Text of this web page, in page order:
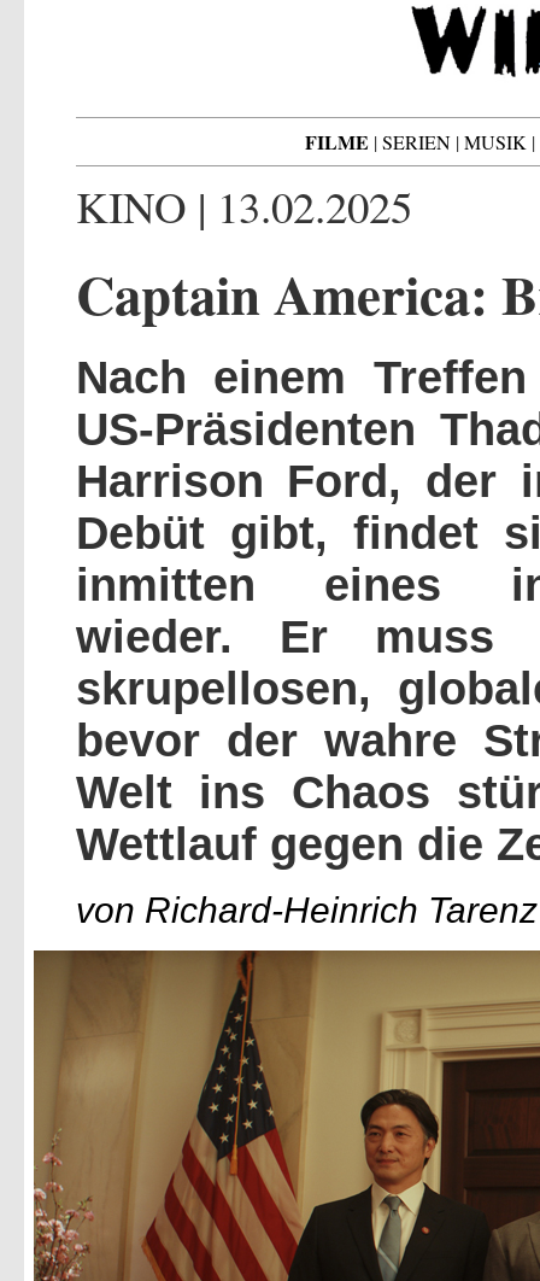
FILME |SERIEN |MUSIK |
KINO | 13.02.2025
Captain America:
Nach einem
US-Präsidenten
Harrison Ford, der
Debüt gibt, findet
inmitten eines
wieder. Er muss
skrupellosen,
bevor der wahre
Welt ins Chaos
Wettlauf gegen die
von Richard-Heinrich Tarenz